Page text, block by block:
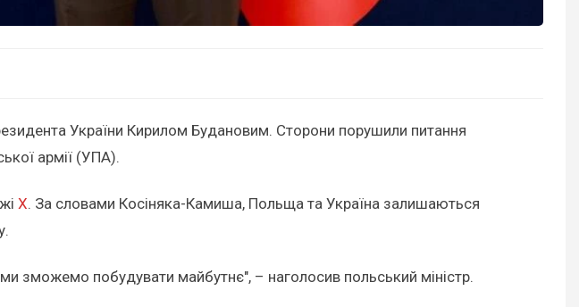
України Кирилом Будановим. Сторони порушили питання
армії (УПА).
X. За словами Косіняка-Камиша, Польща та Україна залишаються
зможемо побудувати майбутнє", – наголосив польський міністр.